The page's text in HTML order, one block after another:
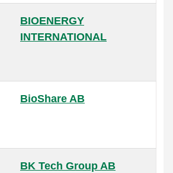
BIOENERGY
INTERNATIONAL
BioShare AB
BK Tech Group AB